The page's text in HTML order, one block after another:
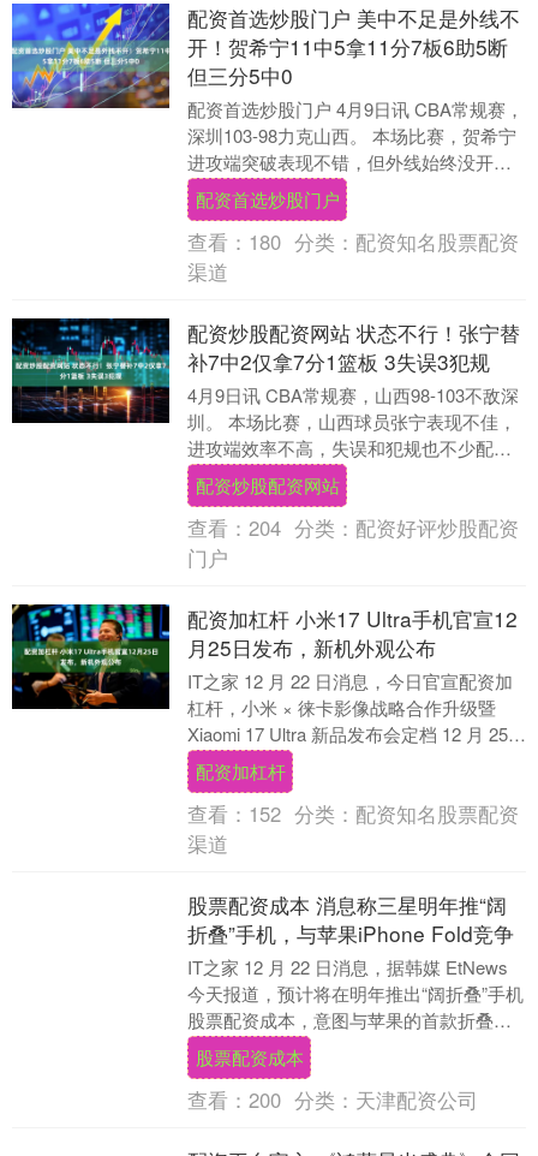
配资首选炒股门户 美中不足是外线不
开！贺希宁11中5拿11分7板6助5断
但三分5中0
配资首选炒股门户 4月9日讯 CBA常规赛，
深圳103-98力克山西。 本场比赛，贺希宁
进攻端突破表现不错，但外线始终没开，
好在串联球队和防守上状态在线，最终
助....
配资首选炒股门户
查看： 180 分类： 配资知名股票配资
渠道
配资炒股配资网站 状态不行！张宁替
补7中2仅拿7分1篮板 3失误3犯规
4月9日讯 CBA常规赛，山西98-103不敌深
圳。 本场比赛，山西球员张宁表现不佳，
进攻端效率不高，失误和犯规也不少配资
炒股配资网站，替补出战14分钟，投篮7....
配资炒股配资网站
查看： 204 分类： 配资好评炒股配资
门户
配资加杠杆 小米17 Ultra手机官宣12
月25日发布，新机外观公布
IT之家 12 月 22 日消息，今日官宣配资加
杠杆，小米 × 徕卡影像战略合作升级暨
Xiaomi 17 Ultra 新品发布会定档 12 月 25
日 19....
配资加杠杆
查看： 152 分类： 配资知名股票配资
渠道
股票配资成本 消息称三星明年推“阔
折叠”手机，与苹果iPhone Fold竞争
IT之家 12 月 22 日消息，据韩媒 EtNews
今天报道，预计将在明年推出“阔折叠”手机
股票配资成本，意图与苹果的首款折叠屏
手机 iPhone Fold....
股票配资成本
查看： 200 分类： 天津配资公司